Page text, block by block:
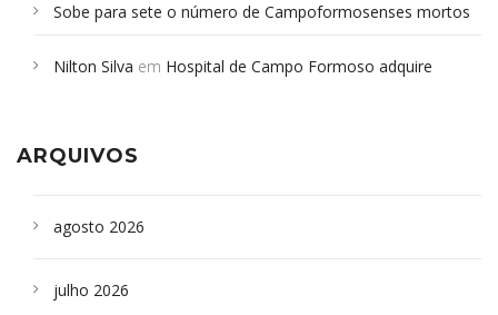
Sobe para sete o número de Campoformosenses mortos
Campoformosenses que morreram em desabamentos são
Nilton Silva em Hospital de Campo Formoso adquire
ARQUIVOS
agosto 2026
julho 2026